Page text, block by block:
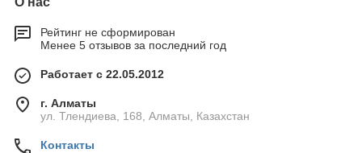
Рейтинг не сформирован
Менее 5 отзывов за последний год
Работает с 22.05.2012
г. Алматы
ул. Тлендиева, 168, Алматы, Казахстан
Контакты